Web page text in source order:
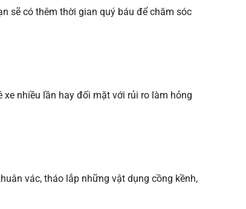
sẽ có thêm thời gian quý báu để chăm sóc
nhiều lần hay đối mặt với rủi ro làm hỏng
vác, tháo lắp những vật dụng cồng kềnh,